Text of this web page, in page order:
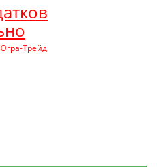
Трейд